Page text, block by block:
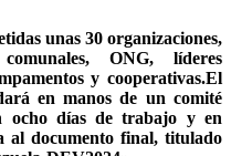
unas 30 organizaciones,
ONG, líderes
y cooperativas.El
en manos de un comité
ocho días de trabajo y en
al documento final, titulado